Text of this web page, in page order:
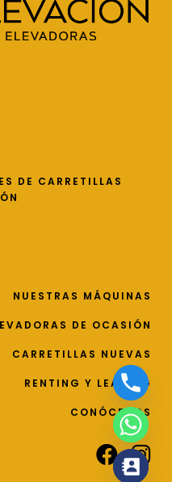
DE CARRETILLAS
NUESTRAS MÁQUINAS
DE OCASIÓN
CARRETILLAS NUEVAS
RENTING Y LEASING
CONÓCENOS